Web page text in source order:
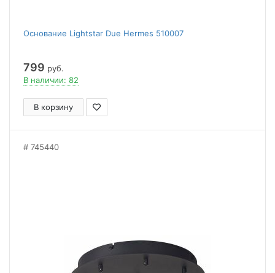
Основание Lightstar Due Hermes 510007
799 руб.
В наличии: 82
В корзину
745440